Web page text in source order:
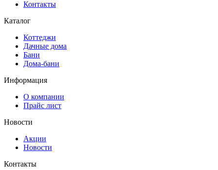
Контакты
Каталог
Коттеджи
Дачные дома
Бани
Дома-бани
Информация
О компании
Прайс лист
Новости
Акции
Новости
Контакты